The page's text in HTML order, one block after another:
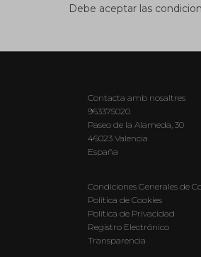
Debe aceptar las
Contacta amb nosaltres
963375020
Paseo de la Alameda, 30
46023 Valencia
España
Condiciones Generales de
Política de Cookies
Política de Privacidad
Registro Electrónico
Transparencia